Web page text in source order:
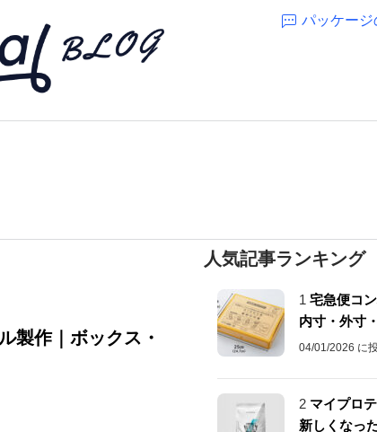
パッケージ
製作｜ボックス・
人気記事ランキング
1 宅急便コ
内寸・外寸
04/01/2026 に
2 マイプロ
新しくなっ